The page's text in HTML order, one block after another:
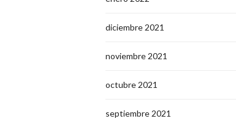
diciembre 2021
noviembre 2021
octubre 2021
septiembre 2021